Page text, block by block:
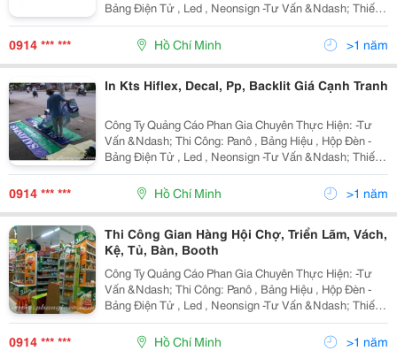
Bảng Điện Tử , Led , Neonsign -Tư Vấn &Ndash; Thiết
Kế &Ndash; Thi Công Gian Hàng Hội Chợ , Triển Lãm -
Tư Vấn &Ndash; Thiết Kế &Ndash; Thi
0914 *** *** Hồ Chí Minh >1 năm
In Kts Hiflex, Decal, Pp, Backlit Giá Cạnh Tranh
Công Ty Quảng Cáo Phan Gia Chuyên Thực Hiện: -Tư
Vấn &Ndash; Thi Công: Panô , Bảng Hiệu , Hộp Đèn -
Bảng Điện Tử , Led , Neonsign -Tư Vấn &Ndash; Thiết
Kế &Ndash; Thi Công Gian Hàng Hội Chợ , Triển Lãm -
Tư Vấn &Ndash; Thiết Kế &Ndash; Thi
0914 *** *** Hồ Chí Minh >1 năm
Thi Công Gian Hàng Hội Chợ, Triển Lãm, Vách,
Kệ, Tủ, Bàn, Booth
Công Ty Quảng Cáo Phan Gia Chuyên Thực Hiện: -Tư
Vấn &Ndash; Thi Công: Panô , Bảng Hiệu , Hộp Đèn -
Bảng Điện Tử , Led , Neonsign -Tư Vấn &Ndash; Thiết
Kế &Ndash; Thi Công Gian Hàng Hội Chợ , Triển Lãm -
Tư Vấn &Ndash; Thiết Kế &Ndash; Thi
0914 *** *** Hồ Chí Minh >1 năm